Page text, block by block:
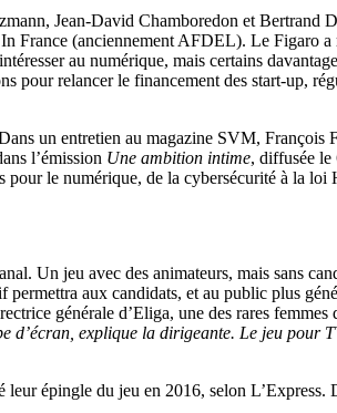
Jean-David Chamboredon et Bertrand
France (anciennement AFDEL). Le Figaro
au numérique, mais certains
pour relancer le financement des start-up,
un entretien au magazine SVM, François
l’émission Une ambition intime, diffusée le
pour le numérique, de la cybersécurité à la loi
Un jeu avec des animateurs, mais sans
aux candidats, et au public plus
générale d’Eliga, une des rares femmes
explique la dirigeante. Le jeu pour
épingle du jeu en 2016, selon L’Express.